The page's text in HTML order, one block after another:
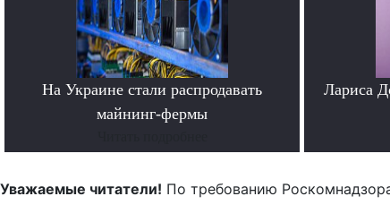
На Украине стали распродавать
майнинг-фермы
Лариса
Уважаемые читатели! По требованию